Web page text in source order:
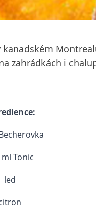
zahrádkách i
ml Tonic
led